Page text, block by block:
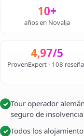
10+
años en Novalja
4,97/5
ProvenExpert · 108
✓ Tour operador
seguro de insolvencia
✓ Todos los